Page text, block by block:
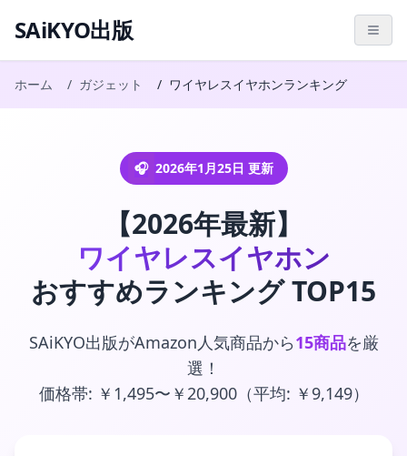
SAiKYO出版
ホーム ガジェット ワイヤレスイヤホンランキング
🎧 2026年1月25日 更新
【2026年最新】
ワイヤレスイヤホン
おすすめランキング TOP15
SAiKYO出版がAmazon人気商品から15商品を厳
選！
価格帯: ￥1,495〜￥20,900（平均: ￥9,149）